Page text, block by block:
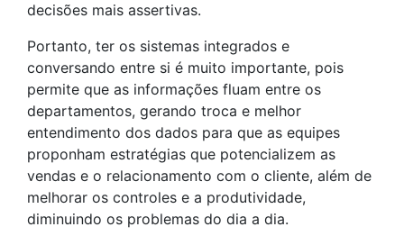
decisões mais assertivas.
Portanto, ter os sistemas integrados e
conversando entre si é muito importante, pois
permite que as informações fluam entre os
departamentos, gerando troca e melhor
entendimento dos dados para que as equipes
proponham estratégias que potencializem as
vendas e o relacionamento com o cliente, além de
melhorar os controles e a produtividade,
diminuindo os problemas do dia a dia.